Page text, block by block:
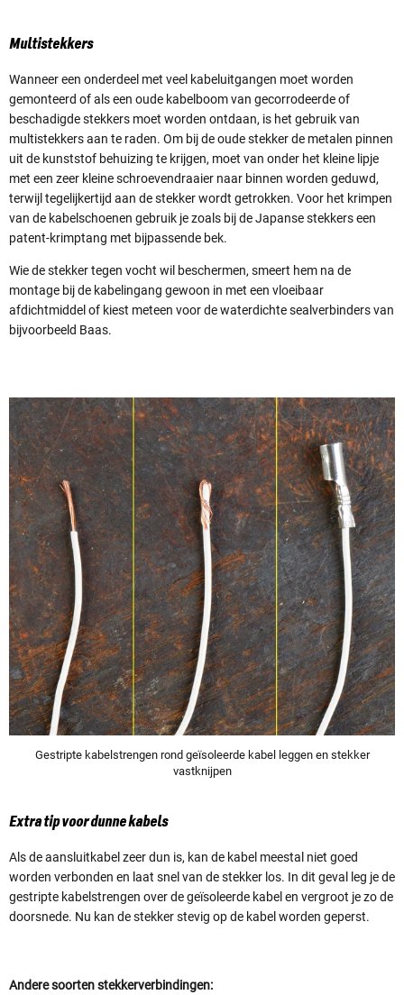
Multistekkers
Wanneer een onderdeel met veel kabeluitgangen moet worden
gemonteerd of als een oude kabelboom van gecorrodeerde of
beschadigde stekkers moet worden ontdaan, is het gebruik van
multistekkers aan te raden. Om bij de oude stekker de metalen pinnen
uit de kunststof behuizing te krijgen, moet van onder het kleine lipje
met een zeer kleine schroevendraaier naar binnen worden geduwd,
terwijl tegelijkertijd aan de stekker wordt getrokken. Voor het krimpen
van de kabelschoenen gebruik je zoals bij de Japanse stekkers een
patent-krimptang met bijpassende bek.
Wie de stekker tegen vocht wil beschermen, smeert hem na de
montage bij de kabelingang gewoon in met een vloeibaar
afdichtmiddel of kiest meteen voor de waterdichte sealverbinders van
bijvoorbeeld Baas.
Gestripte kabelstrengen rond geïsoleerde kabel leggen en stekker
vastknijpen
Extra tip voor dunne kabels
Als de aansluitkabel zeer dun is, kan de kabel meestal niet goed
worden verbonden en laat snel van de stekker los. In dit geval leg je de
gestripte kabelstrengen over de geïsoleerde kabel en vergroot je zo de
doorsnede. Nu kan de stekker stevig op de kabel worden geperst.
Andere soorten stekkerverbindingen: